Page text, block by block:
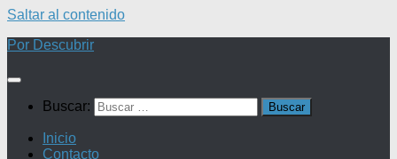
Saltar al contenido
Por Descubrir
Buscar:
Inicio
Contacto